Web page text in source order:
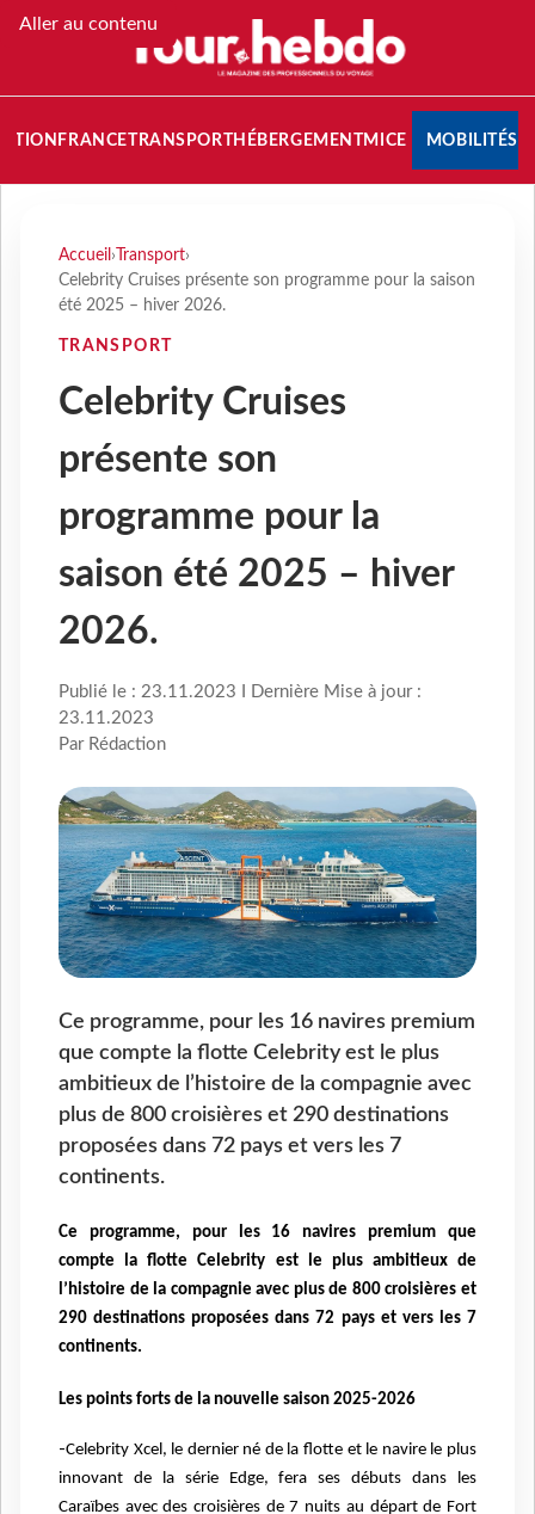
Aller au contenu
FRANCETRANSPORT HÉBERGEMENTMICE MOBILITÉS
Accueil › Transport›
Celebrity Cruises présente son programme pour la saison
été 2025 – hiver 2026.
TRANSPORT
Celebrity Cruises
présente son
programme pour la
saison été 2025 – hiver
2026.
Publié le : 23.11.2023 I Dernière Mise à jour :
23.11.2023
Par Rédaction
Ce programme, pour les 16 navires premium
que compte la flotte Celebrity est le plus
ambitieux de l’histoire de la compagnie avec
plus de 800 croisières et 290 destinations
proposées dans 72 pays et vers les 7
continents.
Ce programme, pour les 16 navires premium que
compte la flotte Celebrity est le plus ambitieux de
l’histoire de la compagnie avec plus de 800 croisières et
290 destinations proposées dans 72 pays et vers les 7
continents.
Les points forts de la nouvelle saison 2025-2026
-Celebrity Xcel, le dernier né de la flotte et le navire le plus
innovant de la série Edge, ferases débuts dans les
Caraïbes avec des croisières de 7 nuits au départ de Fort